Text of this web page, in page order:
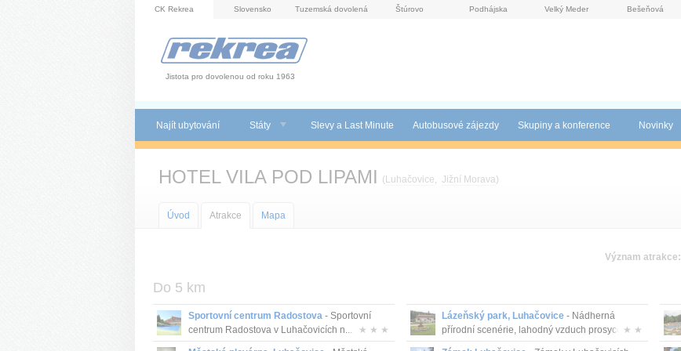
CK Rekrea Slovensko Tuzemská dovolená Štúrovo Podhájska Velký Meder Bešeňová
Jistota pro dovolenou od roku 1963
Najít ubytování Státy Slevy a Last Minute Autobusové zájezdy Skupiny a konference Novinky
HOTEL VILA POD LIPAMI ( Luhačovice, Jižní Morava)
Úvod Atrakce Mapa
Význam atrakce:
Do 5 km
Sportovní centrum Radostova - Sportovní
centrum Radostova v Luhačovicích n...
★ ★ ★
Lázeňský park, Luhačovice- Nádherná
přírodní scenérie, lahodný vzduch prosyce...★ ★